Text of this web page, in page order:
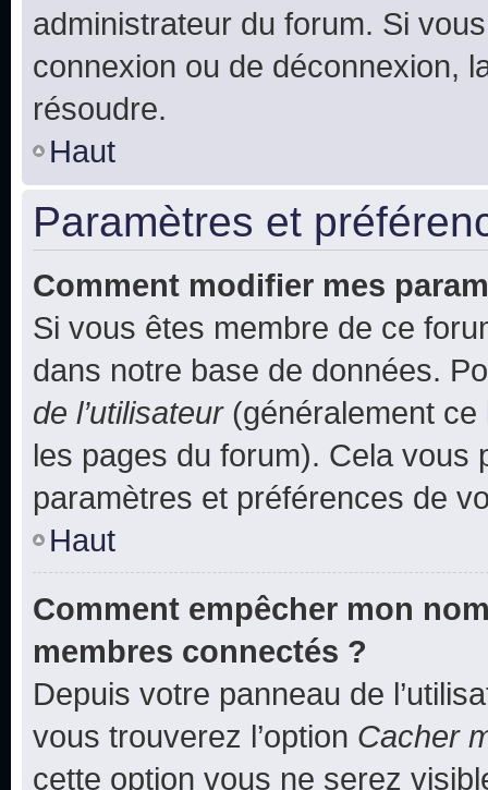
administrateur du forum. Si
connexion ou de déconnexion,
résoudre.
Haut
Paramètres et
Comment modifier mes
Si vous êtes membre de ce
dans notre base de données.
de l’utilisateur(généralement ce
les pages du forum). Cela vous
paramètres et préférences de
Haut
Comment empêcher mon
membres connectés ?
Depuis votre panneau de
vous trouverez l’option Cacher
cette option vous ne serez